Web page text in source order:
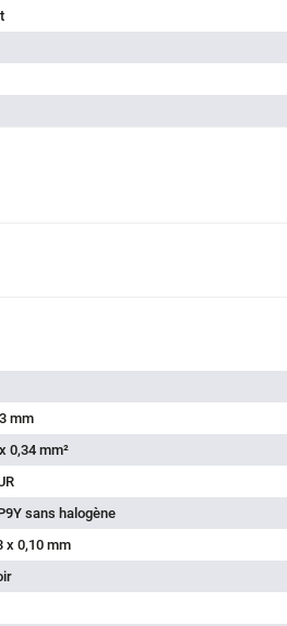
mm
0,34 mm²
sans halogène
x 0,10 mm